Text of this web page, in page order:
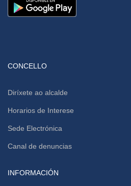
CONCELLO
Diríxete ao alcalde
Horarios de Interese
Sede Electrónica
Canal de denuncias
INFORMACIÓN